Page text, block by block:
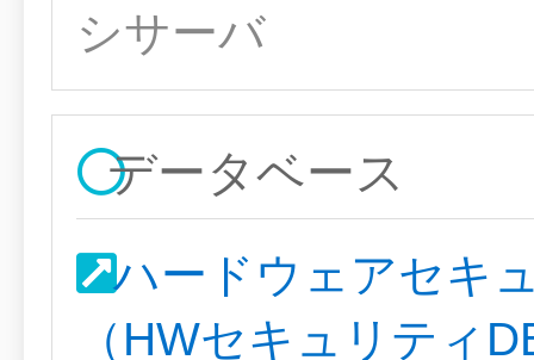
シサーバ
データベース
ハードウェアセキ
（HWセキュリティ